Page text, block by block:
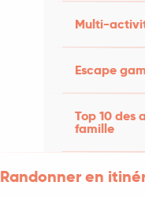
Multi-
Escape
Top 10 des
famille
Randonner en
19:00 - 21:00